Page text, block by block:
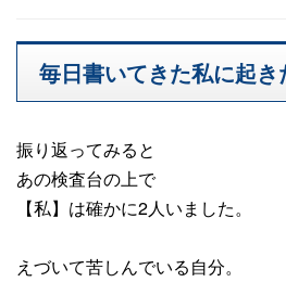
毎日書いてきた私に起き
振り返ってみると
あの検査台の上で
【私】は確かに2人いました。
えづいて苦しんでいる自分。